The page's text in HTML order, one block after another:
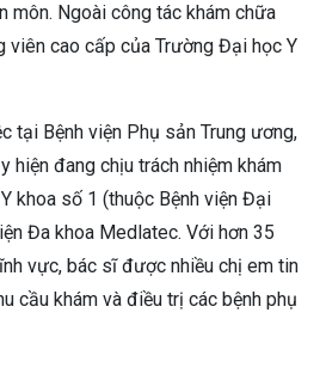
môn. Ngoài công tác khám chữa
viên cao cấp của Trường Đại học Y
tại Bệnh viện Phụ sản Trung ương,
hiện đang chịu trách nhiệm khám
khoa số 1 (thuộc Bệnh viện Đại
Đa khoa Medlatec. Với hơn 35
vực, bác sĩ được nhiều chị em tin
cầu khám và điều trị các bệnh phụ